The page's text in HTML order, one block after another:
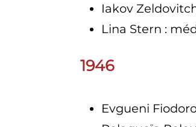
Iakov
Lina Stern :
1946
Evgueni